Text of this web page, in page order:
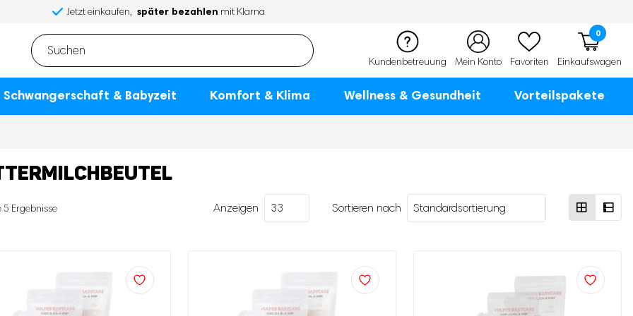
Jetzt einkaufen, später bezahlen mit Klarna
Kundenbetreuung Mein Konto Favoriten
0
Einkaufswagen
Schwangerschaft & Babyzeit Komfort & Klima Wellness & Gesundheit Vorteilspakete
Sortieren nach
Anzeigen
5 ErgebnisseNach